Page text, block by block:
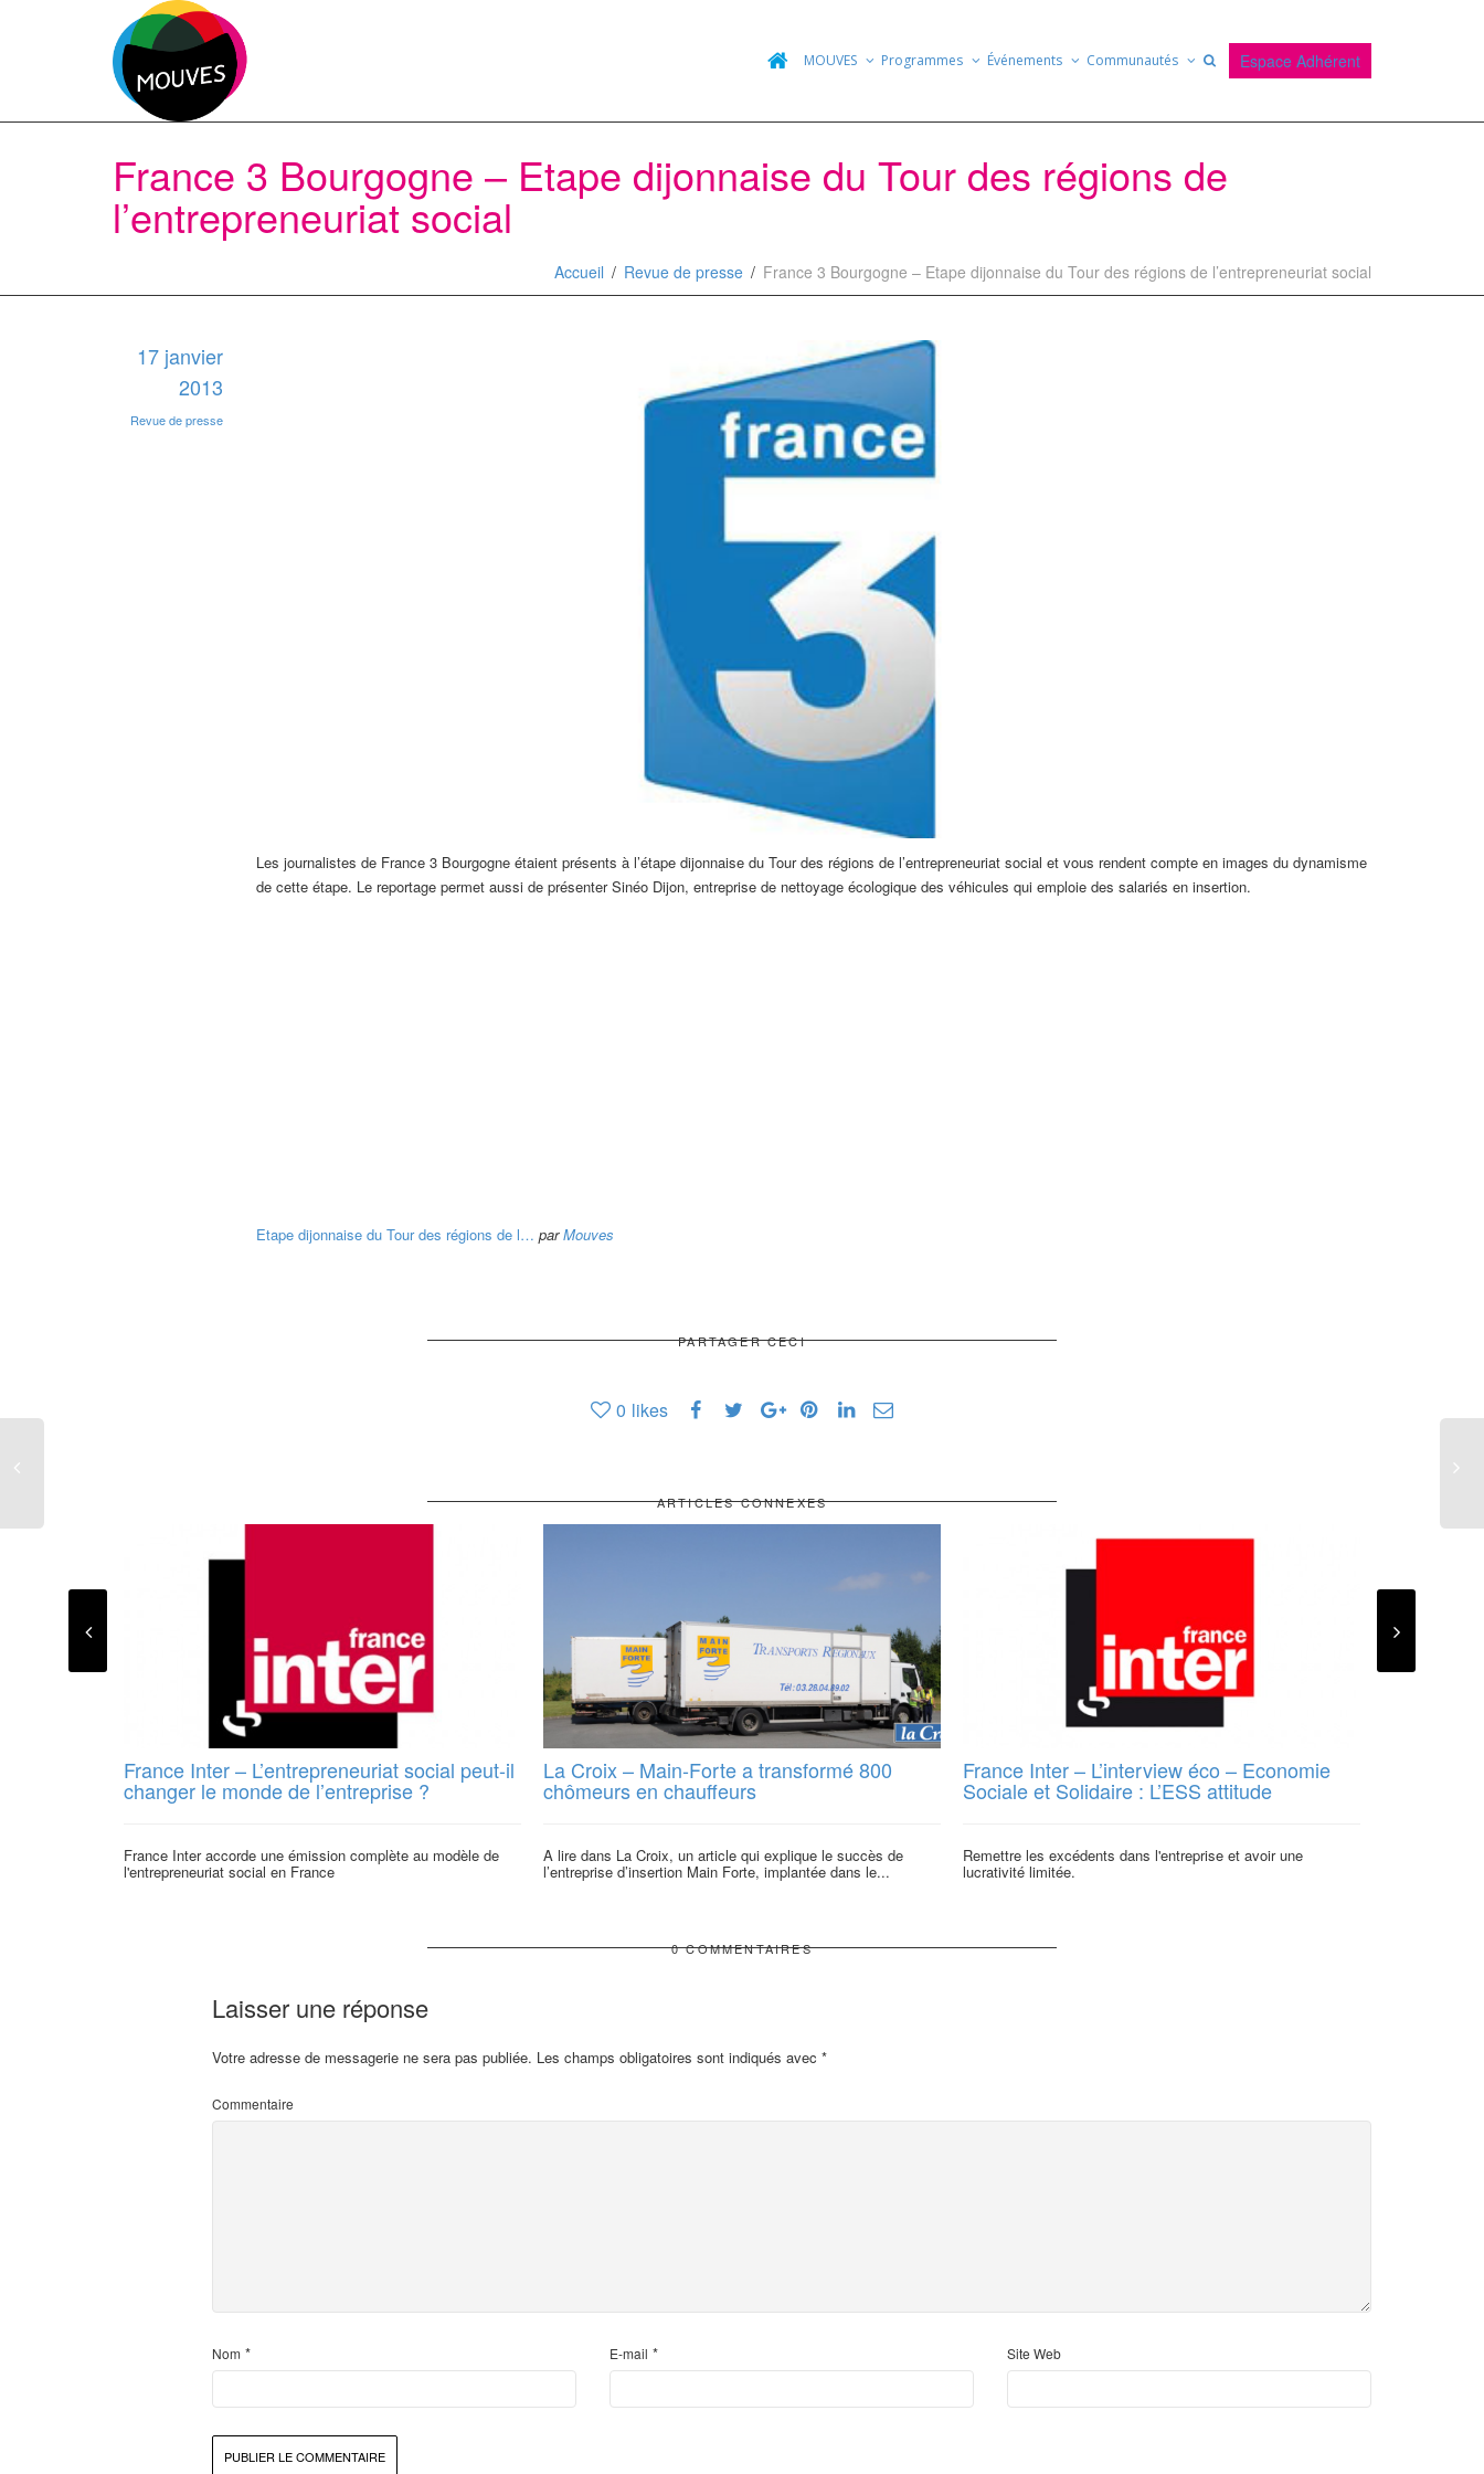
MOUVES Programmes Événements Communautés Espace Adhérent
France 3 Bourgogne – Etape dijonnaise du Tour des régions de
l’entrepreneuriat social
Accueil Revue de presse France 3 Bourgogne – Etape dijonnaise du Tour des régions de l’entrepreneuriat social
17 janvier
2013
Revue de presse
Les journalistes de France 3 Bourgogne étaient présents à l’étape dijonnaise du Tour des régions de l’entrepreneuriat social et vous rendent compte en images du dynamisme
de cette étape. Le reportage permet aussi de présenter Sinéo Dijon, entreprise de nettoyage écologique des véhicules qui emploie des salariés en insertion.
Etape dijonnaise du Tour des régions de l… parMouves
PARTAGER CECI
0 likes
ARTICLES CONNEXES
France Inter – L’entrepreneuriat social peut-il
changer le monde de l’entreprise ?
France Inter accorde une émission complète au modèle de
l'entrepreneuriat social en France
La Croix – Main-Forte a transformé 800
chômeurs en chauffeurs
A lire dans La Croix, un article qui explique le succès de
l’entreprise d’insertion Main Forte, implantée dans le...
France Inter – L’interview éco – Economie
Sociale et Solidaire : L’ESS attitude
Remettre les excédents dans l'entreprise et avoir une
lucrativité limitée.
0 COMMENTAIRES
Laisser une réponse
Votre adresse de messagerie ne sera pas publiée. Les champs obligatoires sont indiqués avec *
Commentaire
Nom * E-mail * Site Web